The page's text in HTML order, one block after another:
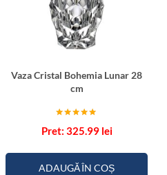
Vaza Cristal Bohemia Lunar 28
cm
5.00
325.99 lei
ADAUGĂ ÎN COȘ